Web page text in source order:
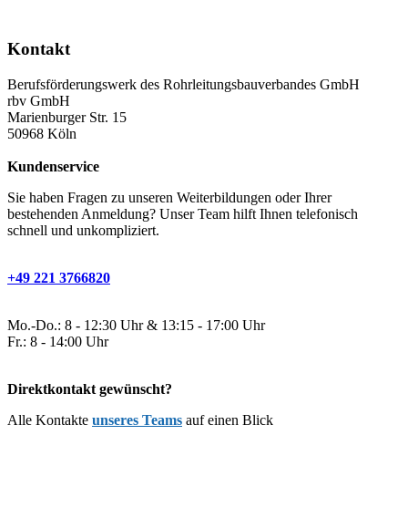
Kontakt
Berufsförderungswerk des Rohrleitungsbauverbandes GmbH
rbv GmbH
Marienburger Str. 15
50968 Köln
Kundenservice
Sie haben Fragen zu unseren Weiterbildungen oder Ihrer
bestehenden Anmeldung? Unser Team hilft Ihnen telefonisch
schnell und unkompliziert.
+49 221 3766820
Mo.-Do.: 8 - 12:30 Uhr & 13:15 - 17:00 Uhr
Fr.: 8 - 14:00 Uhr
Direktkontakt gewünscht?
Alle Kontakte unseres Teams auf einen Blick